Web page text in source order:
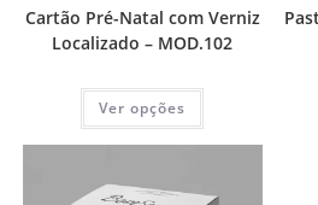
Cartão Pré-Natal com Verniz
Localizado – MOD.102
Ver opções